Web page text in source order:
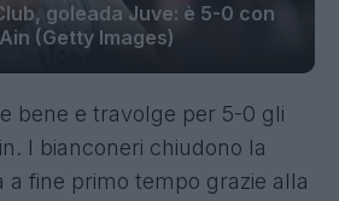
goleada Juve: è 5-0 con
(Getty Images)
bene e travolge per 5-0 gli
I bianconeri chiudono la
a fine primo tempo grazie alla